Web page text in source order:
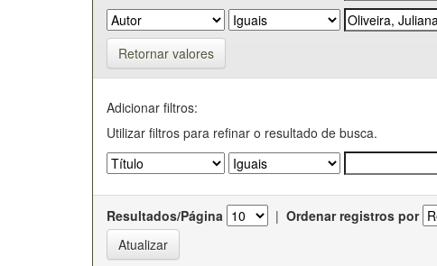
Retornar valores
Adicionar filtros:
Utilizar filtros para refinar o resultado de busca.
Resultados/Página | Ordenar registros por